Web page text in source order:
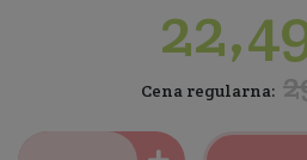
Cena regularna: